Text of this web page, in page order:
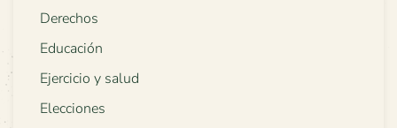
Derechos
Educación
Ejercicio y salud
Elecciones